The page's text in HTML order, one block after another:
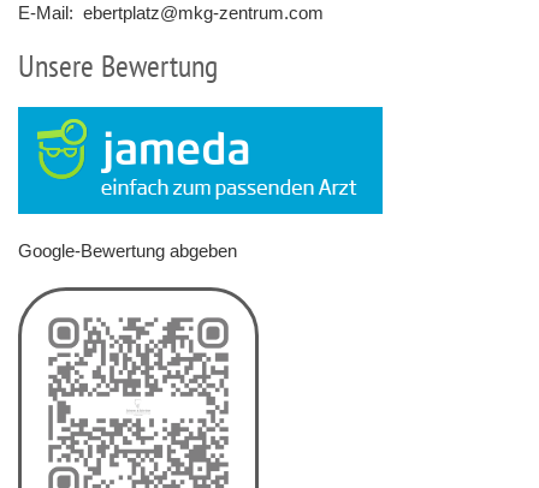
E-Mail: ebertplatz@mkg-zentrum.com
Unsere Bewertung
Google-Bewertung abgeben